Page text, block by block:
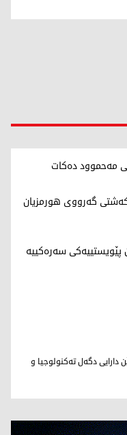
مەحموود دەکات
بە هاوکاری ئێمە زیاتر لە 30 کەشتی گەرووی هورمزیان
سەرەکییە
دارایى دگەل تەکنولوجیا و